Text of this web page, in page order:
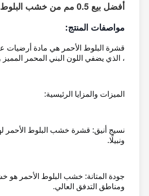
أفضل بيع 0.5 مم من خشب البلوط الأحمر ورقة قشرة ربع قطعة
مواصفات المنتج:
قشرة البلوط الأحمر هي مادة أرضيات
، الذي يضفي اللون البني المحمر
الميزات والمزايا الرئيسية:
نسيج أنيق: قشرة خشب البلوط الأحمر
ونبيلًا.
جودة المتانة: خشب البلوط الأحمر هو
ومناطق التدفق العالي.